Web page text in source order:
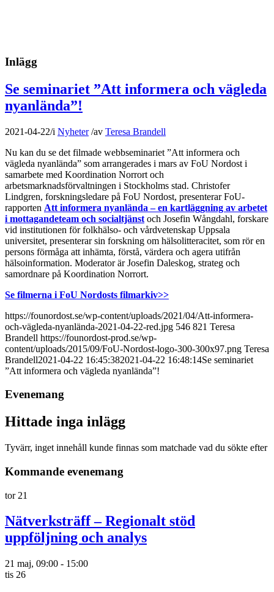
Inlägg
Se seminariet ”Att informera och vägleda
nyanlända”!
2021-04-22/i Nyheter /av Teresa Brandell
Nu kan du se det filmade webbseminariet ”Att informera och
vägleda nyanlända” som arrangerades i mars av FoU Nordost i
samarbete med Koordination Norrort och
arbetsmarknadsförvaltningen i Stockholms stad. Christofer
Lindgren, forskningsledare på FoU Nordost, presenterar FoU-
rapporten Att informera nyanlända – en kartläggning av arbetet
i mottagandeteam och socialtjänst och Josefin Wångdahl, forskare
vid institutionen för folkhälso- och vårdvetenskap Uppsala
universitet, presenterar sin forskning om hälsolitteracitet, som rör en
persons förmåga att inhämta, förstå, värdera och agera utifrån
hälsoinformation. Moderator är Josefin Daleskog, strateg och
samordnare på Koordination Norrort.
Se filmerna i FoU Nordosts filmarkiv>>
https://founordost.se/wp-content/uploads/2021/04/Att-informera-
och-vägleda-nyanlända-2021-04-22-red.jpg 546 821 Teresa
Brandell https://founordost-prod.se/wp-
content/uploads/2015/09/FoU-Nordost-logo-300-300x97.png Teresa
Brandell2021-04-22 16:45:382021-04-22 16:48:14Se seminariet
”Att informera och vägleda nyanlända”!
Evenemang
Hittade inga inlägg
Tyvärr, inget innehåll kunde finnas som matchade vad du sökte efter
Kommande evenemang
tor 21
Nätverksträff – Regionalt stöd
uppföljning och analys
21 maj, 09:00 - 15:00
tis 26